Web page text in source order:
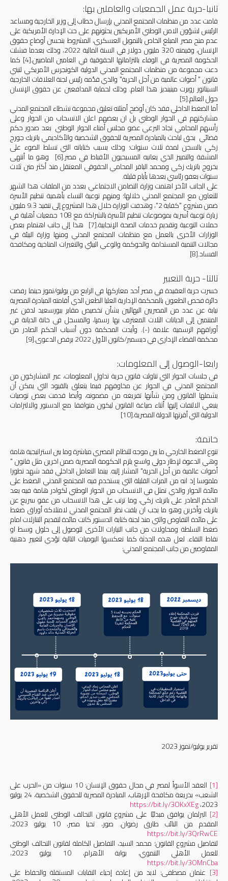
ثانيا-حرية عمل الجمعيات والعاملين بها:
قامت عدد من منظمات المجتمع المدني بإرسال خطاب إلى وزير الخارجية ومساعد
الرئيس لشؤون الامن الوطني الأمريكيين يحثونهم على حث الإدارة الأمريكية على
عدم منح مصر المبلغ الخاص بالتمويل العسكري، المشروط بتحسن أوضاع حقوق
الإنسان، وقيمته 320 مليون دولار في السنة المالية 2022، وذلك بعدما فشلت
الحكومة المصرية في الوفاء بالتزاماتها الحقوقية في العامين الماضيين.[4] كما
دعت مجموعة من منظمات المجتمع المدني الدولية الكونجرس الأمريكي لتبني
قانون " أصوات عالمية من أجل الحرية" والذي قدّمه رئيس لجنة العلاقات الخارجية
السيناتور روبرت مينينديز هذا العام. وذلك لحماية المدافعين عن حقوق الإنسان
حول العالم.[5]
أما الضغط الداخلي فقد كان أوضح أمثلته تعليق مجموعة نشطاء المجتمع المدني
مشاركتهم في الحوار الوطني بل ان بعضهم اعلن الانسحاب من الحوار وعلى
رأسهم المحامي نجاد البرعيعضو مجلس أمناءالحوار الوطني بعد صدور حكم
قضائي بحق لباحث بالمبادرة المصرية للحقوق الشخصية والأكاديمي باتريك جورج
زكي بالسجن لمدة ثلاث سنوات؛ وذلك بسبب كتاباته التي تسلط الضوء على
المشقة والتمييز الذي يعانيه المسيحيون الأقباط في مصر.[6] وهو ما أنتهى
بخروج باتريك زكي ومحمد الباقر المحامي الحقوقي المعتقل منذ أكثر منن ثلاث
سنوات بعفو رئاسي بعدها بأيام قليلة.
على الجانب الأخر اهتمت وزارة التضامن الاجتماعي بعدد من الملفات هذا الشهر
للتعاون مع المجتمع المدني خلالها؛ ومنهم توعية النساء بأهمية تنظيم الأسرة
ضمن مشروع "كفاية 2"، وهدفت الوزارة خلال هذا المشروع إلى تنفيذ 9.3 مليون
زيارة توعية أسرية بموضوعات تنظيم الأسرة بالشراكة مع 108 جمعيات أهلية في
حملات التوعية وتقديم خدمات الصحة الإنجابية.[7] هذا إلى جانب اهتمام بعض
الوزارات الأخرى بالعمل مع منظمات المجتمع المدني ومنها وزارة البيئة في
مجالات التنمية المستدامة والحوكمة والوعي البيئي والتغيرات المناخية ومكافحة
الفساد.[8]
ثالثا- حرية التعبير
خسرت حرية العقيدة في مصر أحد معاركها في الرابع من يوليو/تموز حينما رفضت
دائرة فحص الطعون بالمحكمة الإدارية العليا الطعن الذي أقامته المبادرة المصرية
نيابة عن عدد من المصريين البهائيين بشأن تخصيص مقابر ببورسعيد لدفن غير
المنتمين إلى الديانات الثلاث المعترف بها رسميِا، والمسجل في خانة الديانة في
أوراقهم الرسمية علامة (-). وأيدت المحكمة دون أسباب الحكم الصادر من
محكمة القضاء الإداري في ديسمبر/كانون الأول 2022 برفض الدعوى. [9]
رابعا-الوصول إلى المعلومات:
في جلسات الحوار التي تناولت قانون حرية تداول المعلومات، عبر المشاركون من
المجتمع المدني في الحوار عن مخاوفهم فيما يتعلق بالقيود التي يمكن أن
يشملها القانون ومن شأنها تفريغه من مضمونه، وأيضا قدمت بعض توصيات
ينبغي الالتفات إليها أثناء صياغة القانون ليكون متوافقا مع الدستور والالتزامات
الدولية التي أقرتها الدولة المصرية.[10]
خاتمة:
تنوع الضغط الخارجي ما بين موجه للنظام المصري مباشرة وما بين استراتيجية هامة
وهي الدعوة لإطار دولي واسع يلزم الحكومة المصرية ضمن اخرين مثل قانون "
أصوات عالمية من أجل الحرية" المشار إليه. بينما التعامل الداخلي فقد شهد تطورا
ملموسا إذ انه من المرات القليلة التي يستخدم فيه المجتمع المدني الضغط على
مائدة الحوار والذي تمثل في الانسحاب من الحوار الوطني لكوادر هامة فيه بعد
الحكم الصادر على باتريك زكي، وما ترتب على هذا الانسحاب من عفو سريع عن
باتريك وأخرين وهو ما يجب ان يلفت نظر المجتمع المدني لامتلاكه أوراق ضغط
على مائدة التفاوض والتي منذ لجنة كتابة الدستور كانت مائدة لتقديم التنازلات امام
ضغط السلطة ومحاولات من جانب التيارات الأخرى للوصول إلى حلول وسط او
نقاط التقاء. لعل هذه الحدثة كما تعكسها اليوميات التالية تؤدي لتغيير ذهنية
المفاوضين من جانب المجتمع المدني:
تقريريوليو/تموز
[1] العقد الأسوأ لمصر في مجال حقوق الإنسان: 10 سنوات من «الحرب على
الشعب» بذريعة مكافحة الإرهاب، المبادرة المصرية للحقوق الشخصية، 24 يوليو
2023، https://bit.ly/3OKxXEg
[2] البرلمان يوافق مبدئيًا على مشروع قانون التحالف الوطني للعمل الأهلي
المقدم من النائب طارق رضوان. صور، تحيا مصر، 10 يوليو 2023،
https://bit.ly/3QrRwCE
لتفاصيل مشروع القانون؛ محمد السيد، التفاصيل الكاملة لقانون التحالف الوطني
للعمل الأهلي التنموي، بوابة الأهرام، 10 يوليو 2023،
https://bit.ly/3OMnCba
[3] عثمان مصطفى: لابد من إعادة إحياء النقابات المستقلة والحفاظ على